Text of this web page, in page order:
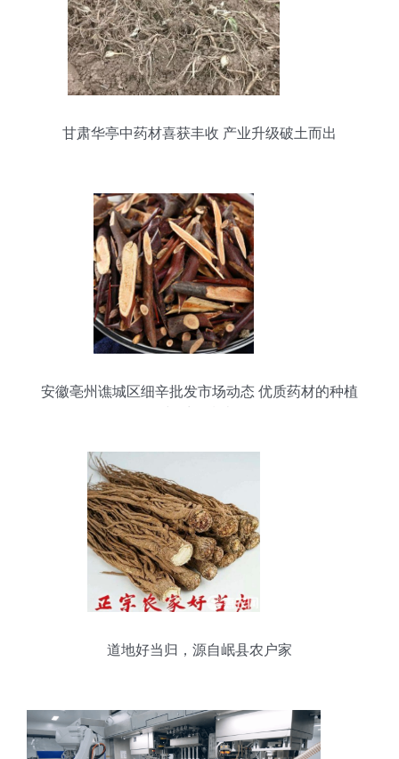
甘肃华亭中药材喜获丰收 产业升级破土而出
安徽亳州谯城区细辛批发市场动态 优质药材的种植
道地好当归，源自岷县农户家